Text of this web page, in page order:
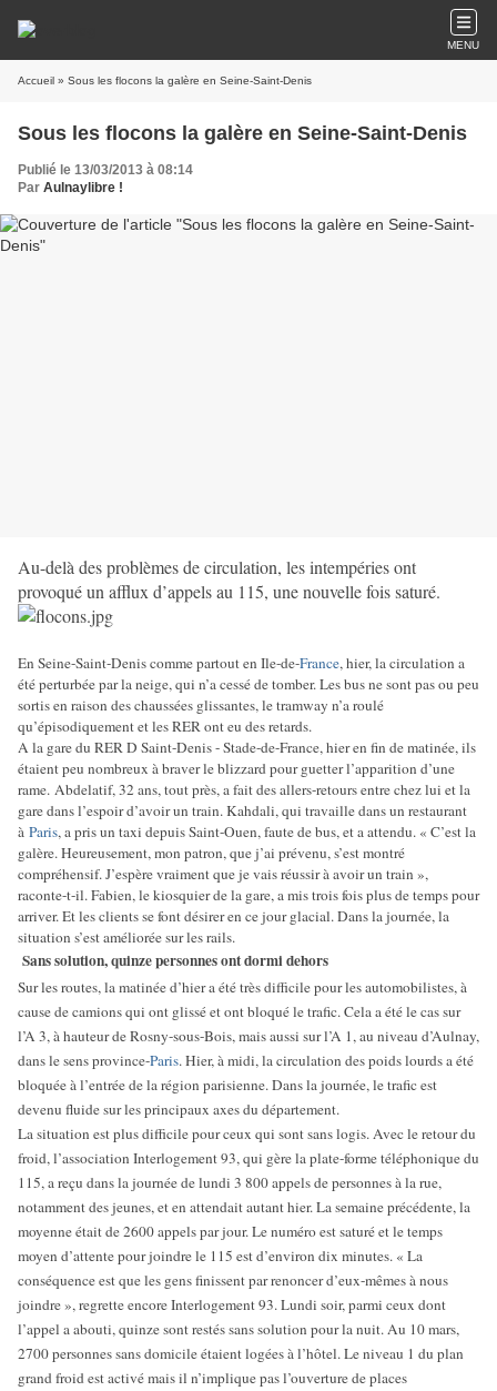
MENU
Accueil » Sous les flocons la galère en Seine-Saint-Denis
Sous les flocons la galère en Seine-Saint-Denis
Publié le 13/03/2013 à 08:14
Par Aulnaylibre !
Au-delà des problèmes de circulation, les intempéries ont
provoqué un afflux d’appels au 115, une nouvelle fois saturé.
En Seine-Saint-Denis comme partout en Ile-de-France, hier, la circulation a
été perturbée par la neige, qui n’a cessé de tomber. Les bus ne sont pas ou peu
sortis en raison des chaussées glissantes, le tramway n’a roulé
qu’épisodiquement et les RER ont eu des retards.
A la gare du RER D Saint-Denis - Stade-de-France, hier en fin de matinée, ils
étaient peu nombreux à braver le blizzard pour guetter l’apparition d’une
rame. Abdelatif, 32 ans, tout près, a fait des allers-retours entre chez lui et la
gare dans l’espoir d’avoir un train. Kahdali, qui travaille dans un restaurant
à Paris, a pris un taxi depuis Saint-Ouen, faute de bus, et a attendu. « C’est la
galère. Heureusement, mon patron, que j’ai prévenu, s’est montré
compréhensif. J’espère vraiment que je vais réussir à avoir un train »,
raconte-t-il. Fabien, le kiosquier de la gare, a mis trois fois plus de temps pour
arriver. Et les clients se font désirer en ce jour glacial. Dans la journée, la
situation s’est améliorée sur les rails.
Sans solution, quinze personnes ont dormi dehors
Sur les routes, la matinée d’hier a été très difficile pour les automobilistes, à
cause de camions qui ont glissé et ont bloqué le trafic. Cela a été le cas sur
l’A 3, à hauteur de Rosny-sous-Bois, mais aussi sur l’A 1, au niveau d’Aulnay,
dans le sens province-Paris. Hier, à midi, la circulation des poids lourds a été
bloquée à l’entrée de la région parisienne. Dans la journée, le trafic est
devenu fluide sur les principaux axes du département.
La situation est plus difficile pour ceux qui sont sans logis. Avec le retour du
froid, l’association Interlogement 93, qui gère la plate-forme téléphonique du
115, a reçu dans la journée de lundi 3 800 appels de personnes à la rue,
notamment des jeunes, et en attendait autant hier. La semaine précédente, la
moyenne était de 2600 appels par jour. Le numéro est saturé et le temps
moyen d’attente pour joindre le 115 est d’environ dix minutes. « La
conséquence est que les gens finissent par renoncer d’eux-mêmes à nous
joindre », regrette encore Interlogement 93. Lundi soir, parmi ceux dont
l’appel a abouti, quinze sont restés sans solution pour la nuit. Au 10 mars,
2700 personnes sans domicile étaient logées à l’hôtel. Le niveau 1 du plan
grand froid est activé mais il n’implique pas l’ouverture de places